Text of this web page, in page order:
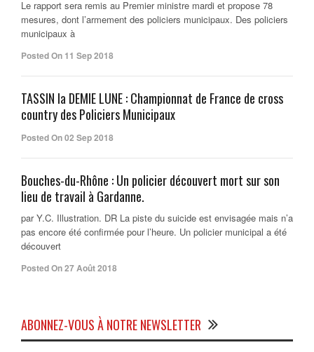
Le rapport sera remis au Premier ministre mardi et propose 78
mesures, dont l’armement des policiers municipaux. Des policiers
municipaux à
Posted On 11 Sep 2018
TASSIN la DEMIE LUNE : Championnat de France de cross
country des Policiers Municipaux
Posted On 02 Sep 2018
Bouches-du-Rhône : Un policier découvert mort sur son
lieu de travail à Gardanne.
par Y.C. Illustration. DR La piste du suicide est envisagée mais n’a
pas encore été confirmée pour l’heure. Un policier municipal a été
découvert
Posted On 27 Août 2018
ABONNEZ-VOUS À NOTRE NEWSLETTER